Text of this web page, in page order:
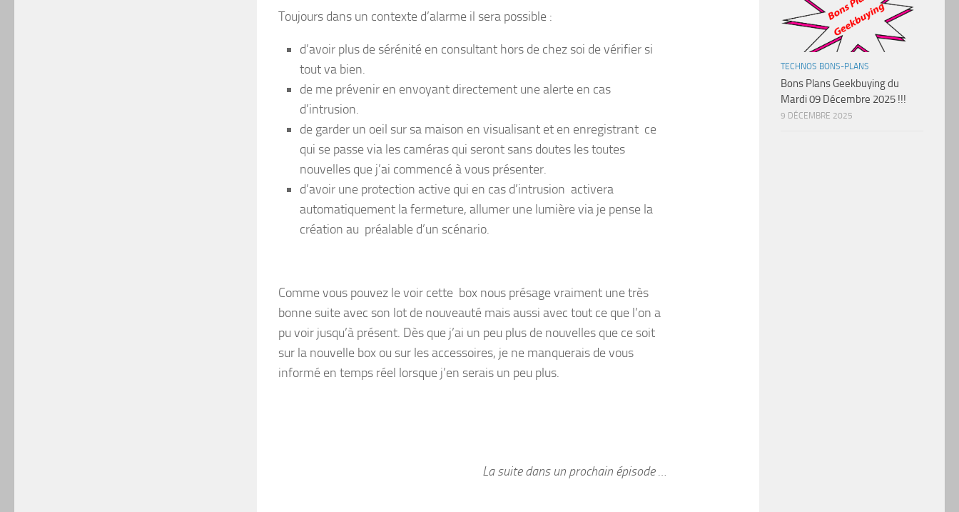
Toujours dans un contexte d’alarme il sera possible :
d’avoir plus de sérénité en consultant hors de chez soi de vérifier si
tout va bien.
de me prévenir en envoyant directement une alerte en cas
d’intrusion.
de garder un oeil sur sa maison en visualisant et en enregistrant ce
qui se passe via les caméras qui seront sans doutes les toutes
nouvelles que j’ai commencé à vous présenter.
d’avoir une protection active qui en cas d’intrusion activera
automatiquement la fermeture, allumer une lumière via je pense la
création au préalable d’un scénario.
Comme vous pouvez le voir cette box nous présage vraiment une très
bonne suite avec son lot de nouveauté mais aussi avec tout ce que l’on a
pu voir jusqu’à présent. Dès que j’ai un peu plus de nouvelles que ce soit
sur la nouvelle box ou sur les accessoires, je ne manquerais de vous
informé en temps réel lorsque j’en serais un peu plus.
La suite dans un prochain épisode …
TECHNOS BONS-PLANS
Bons Plans Geekbuying du
Mardi 09 Décembre 2025 !!!
9 DÉCEMBRE 2025